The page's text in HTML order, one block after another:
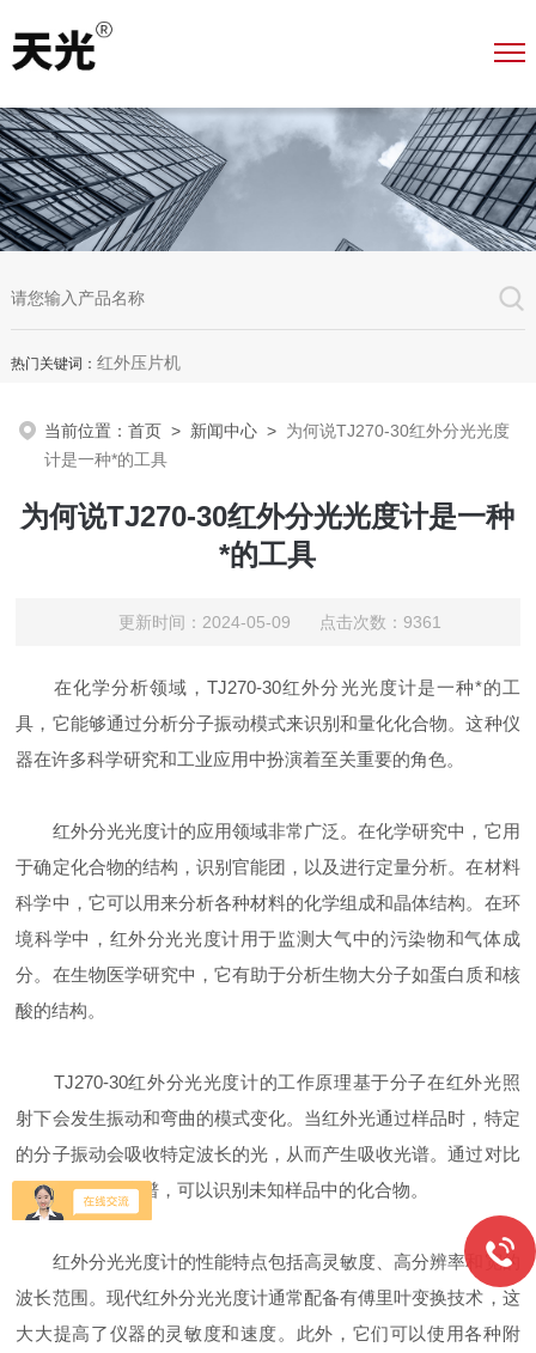
热门关键词： 红外压片机
当前位置：首页 > 新闻中心 > 为何说TJ270-30红外分光光度
计是一种*的工具
为何说TJ270-30红外分光光度计是一种
*的工具
更新时间：2024-05-09 点击次数：9361
在化学分析领域，TJ270-30红外分光光度计是一种*的工
具，它能够通过分析分子振动模式来识别和量化化合物。这种仪
器在许多科学研究和工业应用中扮演着至关重要的角色。
红外分光光度计的应用领域非常广泛。在化学研究中，它用
于确定化合物的结构，识别官能团，以及进行定量分析。在材料
科学中，它可以用来分析各种材料的化学组成和晶体结构。在环
境科学中，红外分光光度计用于监测大气中的污染物和气体成
分。在生物医学研究中，它有助于分析生物大分子如蛋白质和核
酸的结构。
TJ270-30红外分光光度计的工作原理基于分子在红外光照
射下会发生振动和弯曲的模式变化。当红外光通过样品时，特定
的分子振动会吸收特定波长的光，从而产生吸收光谱。通过对比
已知化合物的光谱，可以识别未知样品中的化合物。
红外分光光度计的性能特点包括高灵敏度、高分辨率和宽的
波长范围。现代红外分光光度计通常配备有傅里叶变换技术，这
大大提高了仪器的灵敏度和速度。此外，它们可以使用各种附